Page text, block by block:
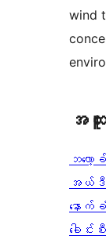
wind
အ​ထူ
ဘလေ
အယ်ဒီ
နောက်ခံ
ခေါင်းစီး